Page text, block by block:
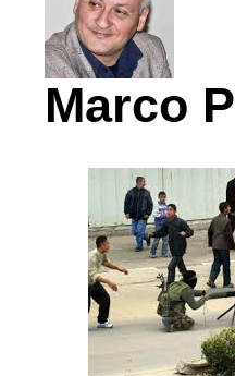
Marco